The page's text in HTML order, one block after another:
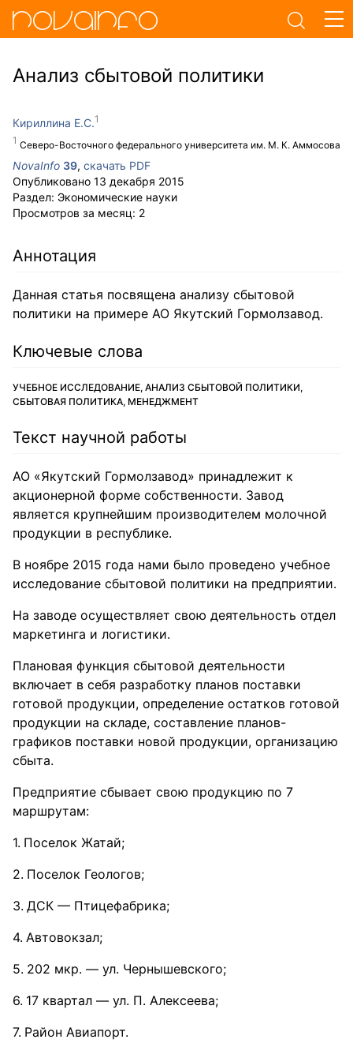
Анализ сбытовой политики
Кириллина Е.С.
Северо-Восточного федерального университета им. М. К. Аммосова
NovaInfo 39, скачать PDF
Опубликовано 13 декабря 2015
Раздел: Экономические науки
Просмотров за месяц: 2
Аннотация
Данная статья посвящена анализу сбытовой
политики на примере АО Якутский Гормолзавод.
Ключевые слова
УЧЕБНОЕ ИССЛЕДОВАНИЕ, АНАЛИЗ СБЫТОВОЙ ПОЛИТИКИ,
СБЫТОВАЯ ПОЛИТИКА, МЕНЕДЖМЕНТ
Текст научной работы
АО «Якутский Гормолзавод» принадлежит к
акционерной форме собственности. Завод
является крупнейшим производителем молочной
продукции в республике.
В ноябре 2015 года нами было проведено учебное
исследование сбытовой политики на предприятии.
На заводе осуществляет свою деятельность отдел
маркетинга и логистики.
Плановая функция сбытовой деятельности
включает в себя разработку планов поставки
готовой продукции, определение остатков готовой
продукции на складе, составление планов-
графиков поставки новой продукции, организацию
сбыта.
Предприятие сбывает свою продукцию по 7
маршрутам:
Поселок Жатай;
Поселок Геологов;
ДСК — Птицефабрика;
Автовокзал;
202 мкр. — ул. Чернышевского;
17 квартал — ул. П. Алексеева;
Район Авиапорт.